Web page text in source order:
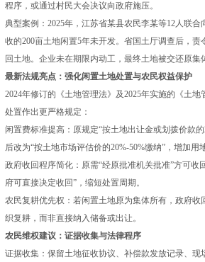
程序，或通过村民大会决议向政府施压。
典型案例：2025年，江苏省某县农民李某等12人联
收的200亩土地闲置5年未开发。省国土厅调查后，责
回土地。企业未在期限内动工，最终土地被交还原集
最新法规亮点：强化闲置土地处置与农民权益保护
2024年修订的《土地管理法》及2025年实施的《土
处置作出更严格规定：
闲置费标准提高：原规定“按土地出让金或划拨价款
后改为“按土地市场评估价的20%-50%缴纳”，增加用
政府收回程序简化：原需“经原批准机关批准”方可收
府可直接决定收回”，缩短处置周期。
农民复耕优先权：若闲置土地原为集体所有，政府收
织复耕，而非直接纳入储备或出让。
农民维权建议：证据收集与法律程序
证据收集：保留土地征收协议、补偿款发放记录、现